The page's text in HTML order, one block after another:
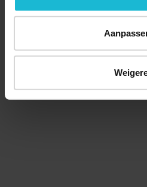
© 2026 Stichting
Doneer nu